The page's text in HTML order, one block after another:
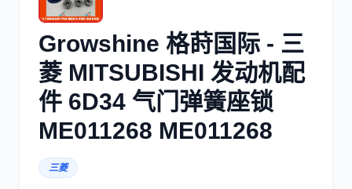
博世
Growshine 格莳国际 - 三
菱 MITSUBISHI 发动机配
件 6D34 气门弹簧座锁
ME011268 ME011268
三菱